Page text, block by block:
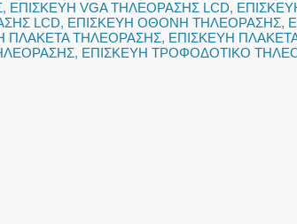
, ΕΠΙΣΚΕΥΗ VGA ΤΗΛΕΟΡΑΣΗΣ LCD,
LCD, ΕΠΙΣΚΕΥΗ ΟΘΟΝΗ ΤΗΛΕΟΡΑΣΗΣ,
ΠΛΑΚΕΤΑ ΤΗΛΕΟΡΑΣΗΣ, ΕΠΙΣΚΕΥΗ
, ΕΠΙΣΚΕΥΗ ΤΡΟΦΟΔΟΤΙΚΟ